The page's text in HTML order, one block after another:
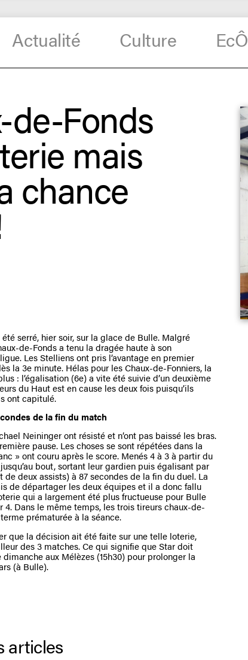
Actualité Culture EcÔ
de-Fonds
mais
chance
serré, hier soir, sur la glace de Bulle. Malgré
de-Fonds a tenu la dragée haute à son
Les Stelliens ont pris l’avantage en premier
la 3e minute. Hélas pour les Chaux-de-Fonniers, la
: l’égalisation (6e) a vite été suivie d’un deuxième
du Haut est en cause les deux fois puisqu’ils
ont capitulé.
de la fin du match
Neininger ont résisté et n’ont pas baissé les bras.
pause. Les choses se sont répétées dans la
» ont couru après le score. Menés 4 à 3 à partir du
bout, sortant leur gardien puis égalisant par
deux assists) à 87 secondes de la fin du duel. La
de départager les deux équipes et il a donc fallu
qui a largement été plus fructueuse pour Bulle
Dans le même temps, les trois tireurs chaux-de-
prématurée à la séance.
que la décision ait été faite sur une telle loterie,
des 3 matches. Ce qui signifie que Star doit
aux Mélèzes (15h30) pour prolonger la
(à Bulle).
articles